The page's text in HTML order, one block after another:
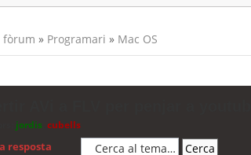
fòrum » Programari » Mac OS
jordis cubells
resposta